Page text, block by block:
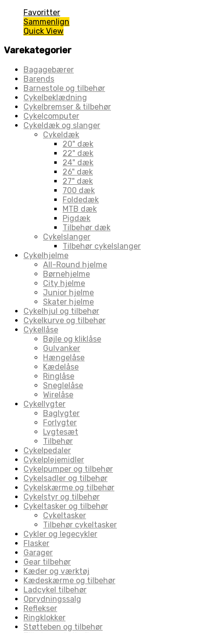
Favoritter
Sammenlign
Quick View
Varekategorier
Bagagebærer
Barends
Barnestole og tilbehør
Cykelbeklædning
Cykelbremser & tilbehør
Cykelcomputer
Cykeldæk og slanger
Cykeldæk
20" dæk
22" dæk
24" dæk
26" dæk
27" dæk
700 dæk
Foldedæk
MTB dæk
Pigdæk
Tilbehør dæk
Cykelslanger
Tilbehør cykelslanger
Cykelhjelme
All-Round hjelme
Børnehjelme
City hjelme
Junior hjelme
Skater hjelme
Cykelhjul og tilbehør
Cykelkurve og tilbehør
Cykellåse
Bøjle og kliklåse
Gulvanker
Hængelåse
Kædelåse
Ringlåse
Sneglelåse
Wirelåse
Cykellygter
Baglygter
Forlygter
Lygtesæt
Tilbehør
Cykelpedaler
Cykelplejemidler
Cykelpumper og tilbehør
Cykelsadler og tilbehør
Cykelskærme og tilbehør
Cykelstyr og tilbehør
Cykeltasker og tilbehør
Cykeltasker
Tilbehør cykeltasker
Cykler og legecykler
Flasker
Garager
Gear tilbehør
Kæder og værktøj
Kædeskærme og tilbehør
Ladcykel tilbehør
Oprydningssalg
Reflekser
Ringklokker
Støtteben og tilbehør